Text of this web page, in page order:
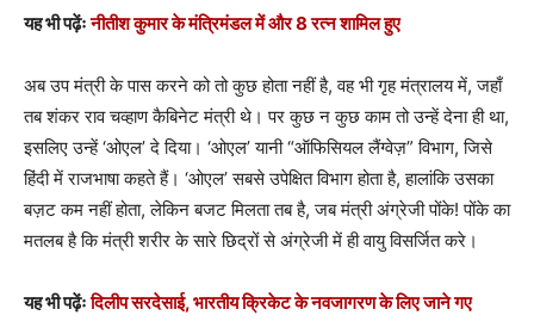
यह भी पढ़ेंःनीतीश कुमार के मंत्रिमंडल में और 8 रत्न शामिल हुए
अब उप मंत्री के पास करने को तो कुछ होता नहीं है, वह भी गृह मंत्रालय में, जहाँ
तब शंकर राव चव्हाण कैबिनेट मंत्री थे। पर कुछ न कुछ काम तो उन्हें देना ही था,
इसलिए उन्हें ‘ओएल’ दे दिया। ‘ओएल’ यानी “ऑफिसियल लैंग्वेज़” विभाग, जिसे
हिंदी में राजभाषा कहते हैं। ‘ओएल’ सबसे उपेक्षित विभाग होता है, हालांकि उसका
बज़ट कम नहीं होता, लेकिन बजट मिलता तब है, जब मंत्री अंग्रेजी पोंके! पोंके का
मतलब है कि मंत्री शरीर के सारे छिद्रों से अंग्रेजी में ही वायु विसर्जित करे।
यह भी पढ़ेंःदिलीप सरदेसाई, भारतीय क्रिकेट के नवजागरण के लिए जाने गए